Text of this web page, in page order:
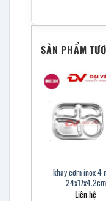
SẢN PHẨM
khay cơm inox 4
24x17x4.2cm
Liên hệ